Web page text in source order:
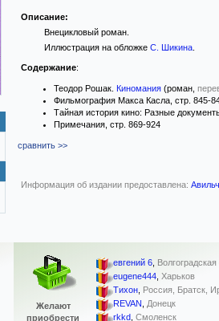
Описание:
Внецикловый роман.
Иллюстрация на обложке С. Шикина.
Содержание:
Теодор Рошак. Киномания (роман,
Фильмография Макса Касла, стр. 845-
Тайная история кино: Разные
Примечания, стр. 869-924
сравнить >>
Информация об издании предоставлена:
Желают
приобрести
евгений 6,
eugene444, Харьков
Тихон, Россия, Братск,
REVAN, Донецк
rkkd, Смоленск